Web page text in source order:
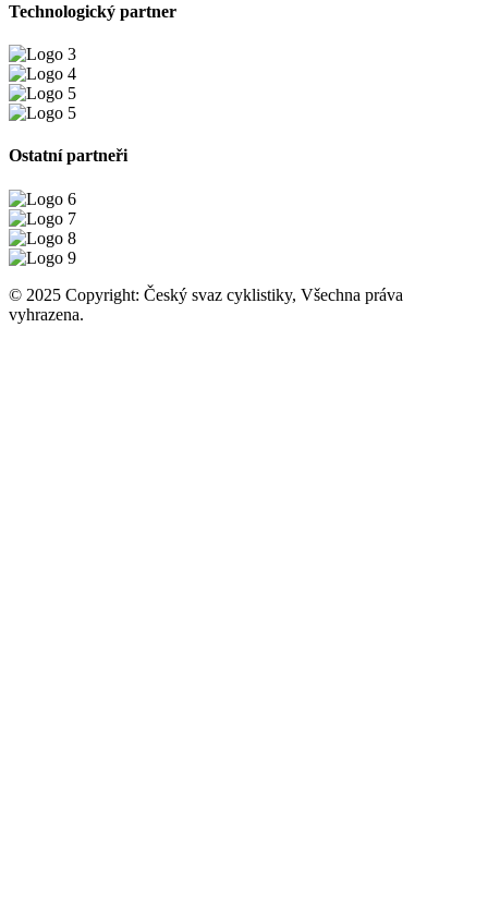
Technologický partner
Ostatní partneři
© 2025 Copyright: Český svaz cyklistiky, Všechna práva
vyhrazena.